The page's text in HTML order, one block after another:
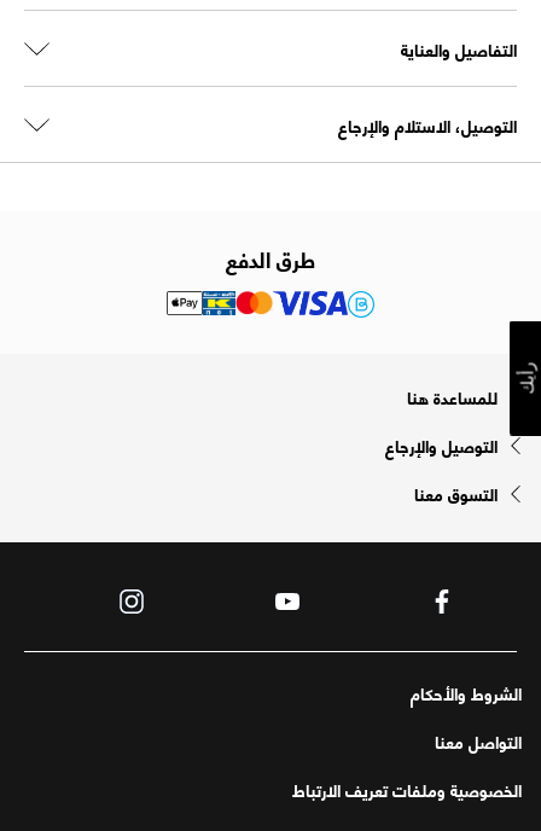
التفاصيل والعناية
التوصيل، الاستلام والإرجاع
طرق الدفع
للمساعدة هنا
التوصيل والإرجاع
التسوق معنا
الشروط والأحكام
التواصل معنا
الخصوصية وملفات تعريف الارتباط
رأيك